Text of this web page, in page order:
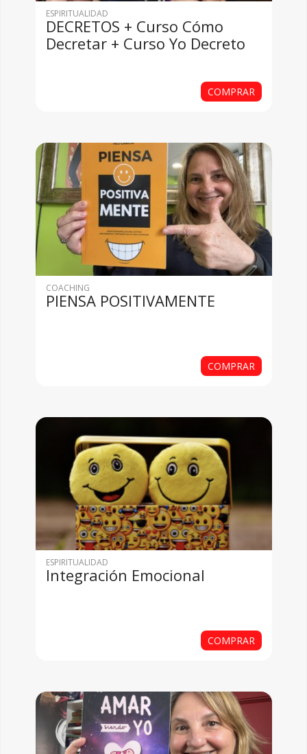
ESPIRITUALIDAD
DECRETOS + Curso Cómo
Decretar + Curso Yo Decreto
COMPRAR
COACHING
PIENSA POSITIVAMENTE
COMPRAR
ESPIRITUALIDAD
Integración Emocional
COMPRAR